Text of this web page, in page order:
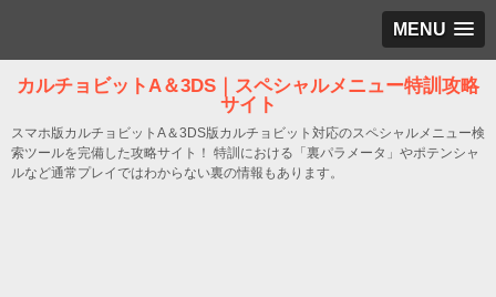
MENU
カルチョビットA＆3DS｜スペシャルメニュー特訓攻略
サイト
スマホ版カルチョビットA＆3DS版カルチョビット対応のスペシャルメニュー検
索ツールを完備した攻略サイト！ 特訓における「裏パラメータ」やポテンシャ
ルなど通常プレイではわからない裏の情報もあります。